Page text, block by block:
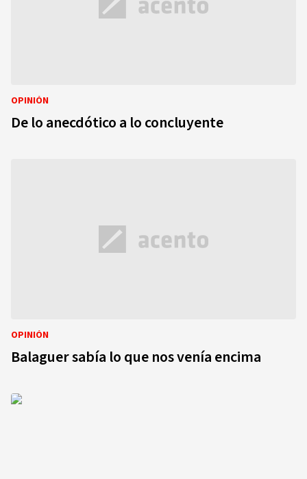
OPINIÓN
De lo anecdótico a lo concluyente
OPINIÓN
Balaguer sabía lo que nos venía encima